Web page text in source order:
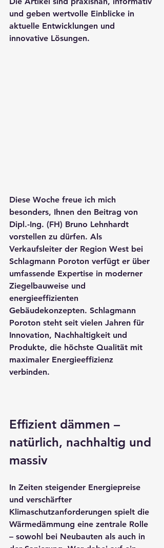
und geben wertvolle Einblicke in
aktuelle Entwicklungen und
innovative Lösungen.
Diese Woche freue ich mich
besonders, Ihnen den Beitrag von
Dipl.-Ing. (FH) Bruno Lehnhardt
vorstellen zu dürfen. Als
Verkaufsleiter der Region West bei
Schlagmann Poroton verfügt er über
umfassende Expertise in moderner
Ziegelbauweise und
energieeffizienten
Gebäudekonzepten. Schlagmann
Poroton steht seit vielen Jahren für
Innovation, Nachhaltigkeit und
Produkte, die höchste Qualität mit
maximaler Energieeffizienz
verbinden.
Effizient dämmen –
natürlich, nachhaltig und
massiv
In Zeiten steigender Energiepreise
und verschärfter
Klimaschutzanforderungen spielt die
Wärmedämmung eine zentrale Rolle
– sowohl bei Neubauten als auch in